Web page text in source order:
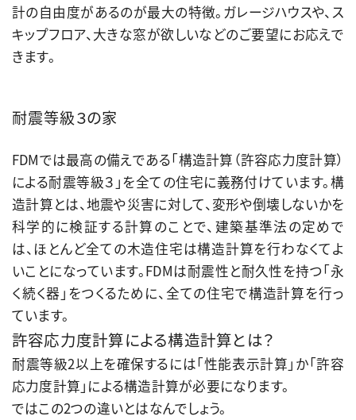
エネルギー消費性能
6 / 6
計の自由度があるのが最大の特徴。ガレージハウスや、ス
キップフロア、大きな窓が欲しいなどのご要望にお応えで
きます。
耐震等級３の家
FDMでは最高の備えである「構造計算（許容応力度計算）
による耐震等級３」を全ての住宅に義務付けています。構
造計算とは、地震や災害に対して、変形や倒壊しないかを
科学的に検証する計算のことで、建築基準法の定めで
は、ほとんど全ての木造住宅は構造計算を行わなくてよ
いことになっています。FDMは耐震性と耐久性を持つ「永
く続く器」をつくるために、全ての住宅で構造計算を行っ
ています。
許容応力度計算による構造計算とは？
耐震等級2以上を確保するには「性能表示計算」か「許容
応力度計算」による構造計算が必要になります。
ではこの2つの違いとはなんでしょう。